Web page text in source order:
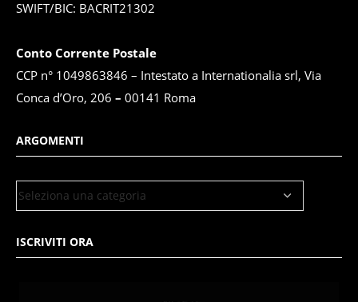
SWIFT/BIC: BACRIT21302
Conto Corrente Postale
CCP n° 1049863846 – Intestato a Internationalia srl, Via
Conca d’Oro, 206 – 00141 Roma
ARGOMENTI
ISCRIVITI ORA